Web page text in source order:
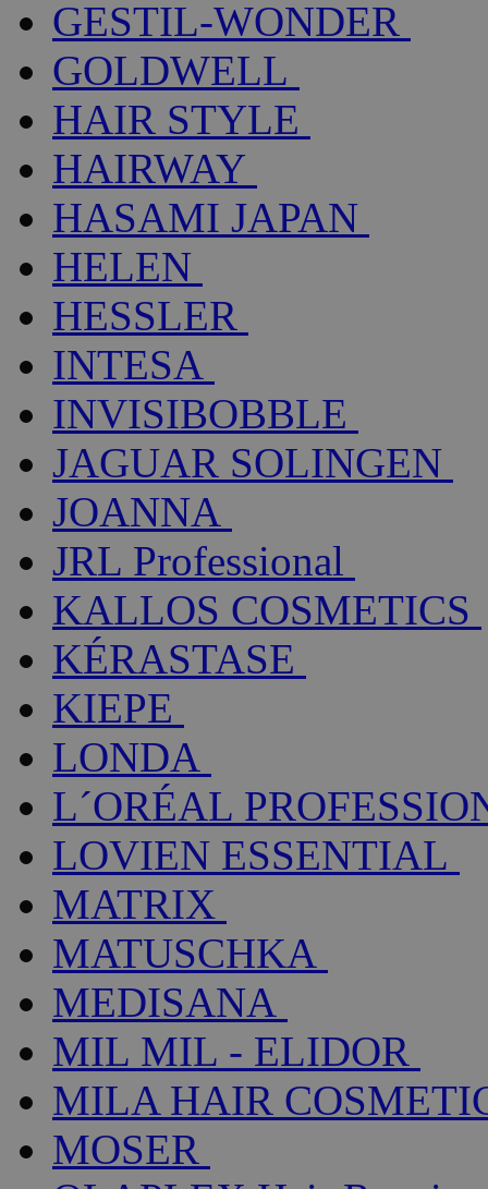
GESTIL-WONDER
GOLDWELL
HAIR STYLE
HAIRWAY
HASAMI JAPAN
HELEN
HESSLER
INTESA
INVISIBOBBLE
JAGUAR SOLINGEN
JOANNA
JRL Professional
KALLOS COSMETICS
KÉRASTASE
KIEPE
LONDA
L´ORÉAL
LOVIEN ESSENTIAL
MATRIX
MATUSCHKA
MEDISANA
MIL MIL - ELIDOR
MILA HAIR
MOSER